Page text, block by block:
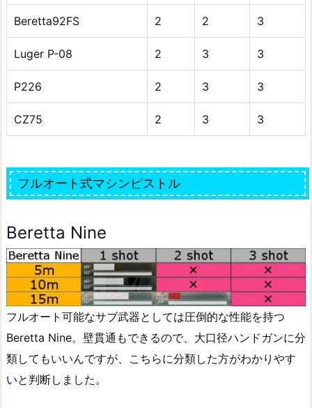
Beretta92FS 2 2 3
Luger P-08 2 3 3
P226 2 3 3
CZ75 2 3 3
フルオート式マシンピストル
Beretta Nine
フルオート可能なサブ武器としては圧倒的な性能を持つ
Beretta Nine。壁貫通もできるので、大口径ハンドガンに分
類してもいいんですが、こちらに分類した方がわかりやす
いと判断しました。